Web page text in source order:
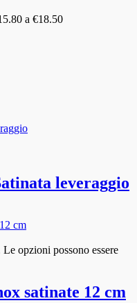
a €18.50
leveraggio
opzioni possono essere
satinate 12 cm